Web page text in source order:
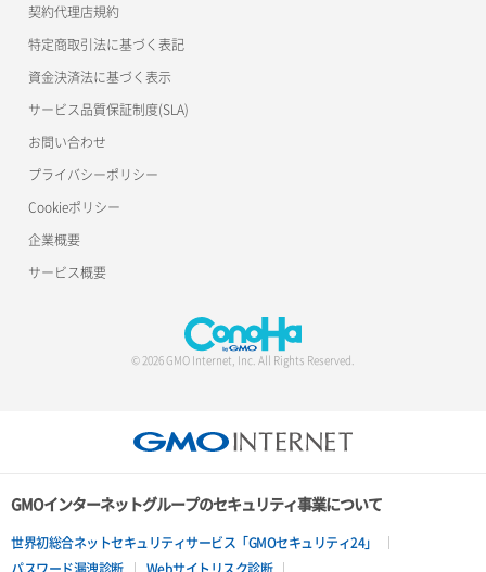
契約代理店規約
特定商取引法に基づく表記
資金決済法に基づく表示
サービス品質保証制度(SLA)
お問い合わせ
プライバシーポリシー
Cookieポリシー
企業概要
サービス概要
© 2026 GMO Internet, Inc. All Rights Reserved.
GMOインターネットグループのセキュリティ事業について
世界初総合ネットセキュリティサービス「GMOセキュリティ24」